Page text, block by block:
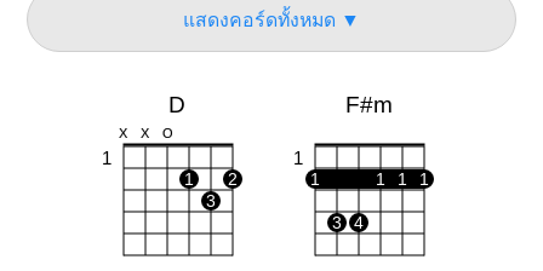
แสดงคอร์ดทั้งหมด ▼
D
X X O
1
1
2
3
F#m
1
1 1 1 1
3 4